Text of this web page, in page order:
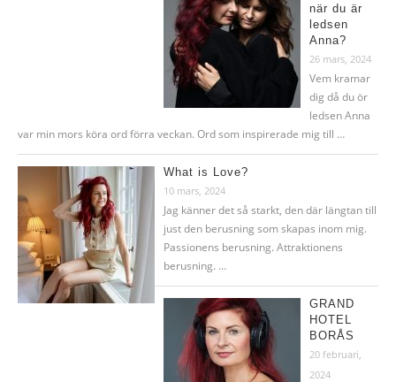
när du är
ledsen
Anna?
26 mars, 2024
Vem kramar
dig då du ör
ledsen Anna
var min mors köra ord förra veckan. Ord som inspirerade mig till …
What is Love?
10 mars, 2024
Jag känner det så starkt, den där längtan till
just den berusning som skapas inom mig.
Passionens berusning. Attraktionens
berusning. …
GRAND
HOTEL
BORÅS
20 februari,
2024